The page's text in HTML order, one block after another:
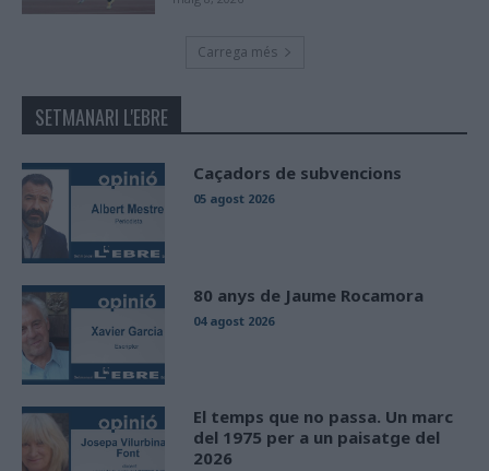
Carrega més
SETMANARI L'EBRE
Caçadors de subvencions
05 agost 2026
80 anys de Jaume Rocamora
04 agost 2026
El temps que no passa. Un marc
del 1975 per a un paisatge del
2026